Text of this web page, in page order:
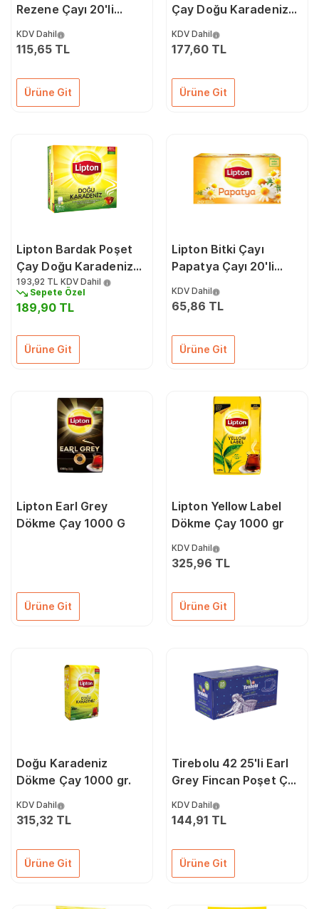
Rezene Çayı 20'li
KDV Dahil
115,65 TL
Ürüne Git
Çay Doğu Karadeniz
20052929
KDV Dahil
177,60 TL
Ürüne Git
Lipton Bardak Poşet
Çay Doğu Karadeniz
2Grx100'lü
193,92 TL KDV Dahil
Sepete Özel
189,90 TL
Ürüne Git
Lipton Bitki Çayı
Papatya Çayı 20'li
KDV Dahil
65,86 TL
Ürüne Git
Lipton Earl Grey
Dökme Çay 1000 G
Ürüne Git
Lipton Yellow Label
Dökme Çay 1000 gr
KDV Dahil
325,96 TL
Ürüne Git
Doğu Karadeniz
Dökme Çay 1000 gr.
KDV Dahil
315,32 TL
Ürüne Git
Tirebolu 42 25'li Earl
Grey Fincan Poşet Çay
KDV Dahil
144,91 TL
Ürüne Git